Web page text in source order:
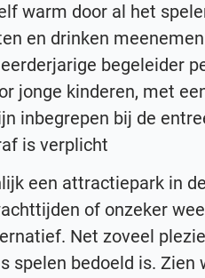
warm door al het
en drinken
begeleider
jonge kinderen, met
inbegrepen bij de
is verplicht
een attractiepark in
of onzeker
Net zoveel
spelen bedoeld is. Zien